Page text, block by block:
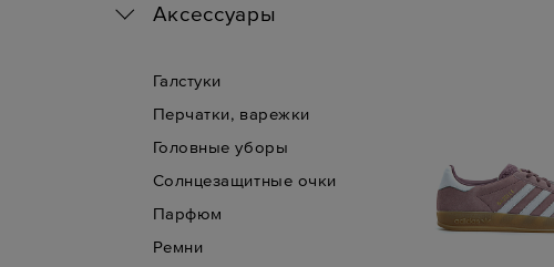
Аксессуары
Галстуки
Перчатки, варежки
Головные уборы
Солнцезащитные очки
Парфюм
Ремни